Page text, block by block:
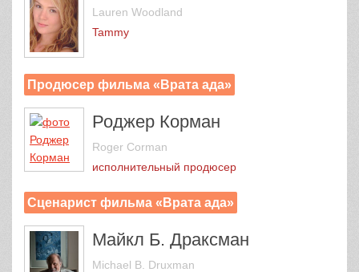
Lauren Woodland
Tammy
Продюсер фильма «Врата ада»
Роджер Корман
Roger Corman
исполнительный продюсер
Сценарист фильма «Врата ада»
Майкл Б. Драксман
Michael B. Druxman